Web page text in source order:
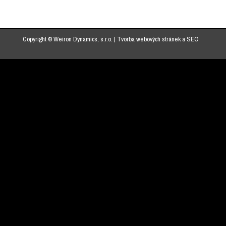
Copyright © Weiron Dynamics, s.r.o. | Tvorba webových stráneka SEO